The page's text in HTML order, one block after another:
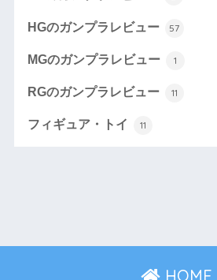
HGのガンプラレビュー 57
MGのガンプラレビュー 1
RGのガンプラレビュー 11
フィギュア・トイ 11
HOME